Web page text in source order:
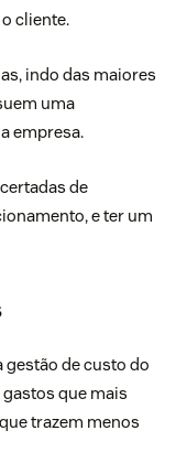
cliente.
indo das maiores
uma
empresa.
de
e ter um
gestão de custo do
que mais
trazem menos